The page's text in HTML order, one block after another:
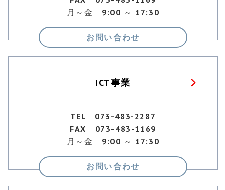
月～金 9:00 ～ 17:30
お問い合わせ
ICT事業
TEL 073-483-2287
FAX 073-483-1169
月～金 9:00 ～ 17:30
お問い合わせ